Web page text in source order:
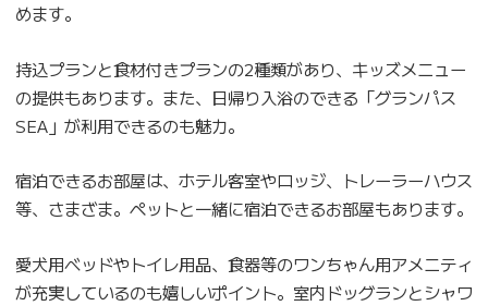
めます。
持込プランと食材付きプランの2種類があり、キッズメニュー
の提供もあります。また、日帰り入浴のできる「グランパス
SEA」が利用できるのも魅力。
宿泊できるお部屋は、ホテル客室やロッジ、トレーラーハウス
等、さまざま。ペットと一緒に宿泊できるお部屋もあります。
愛犬用ベッドやトイレ用品、食器等のワンちゃん用アメニティ
が充実しているのも嬉しいポイント。室内ドッグランとシャワ